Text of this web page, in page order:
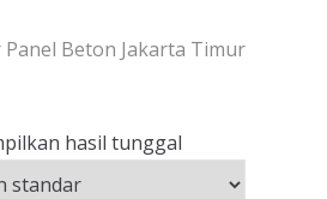
Panel Beton Jakarta Timur
hasil tunggal